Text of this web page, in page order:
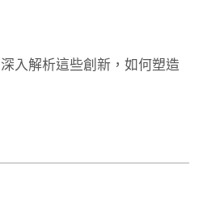
入解析這些創新，如何塑造